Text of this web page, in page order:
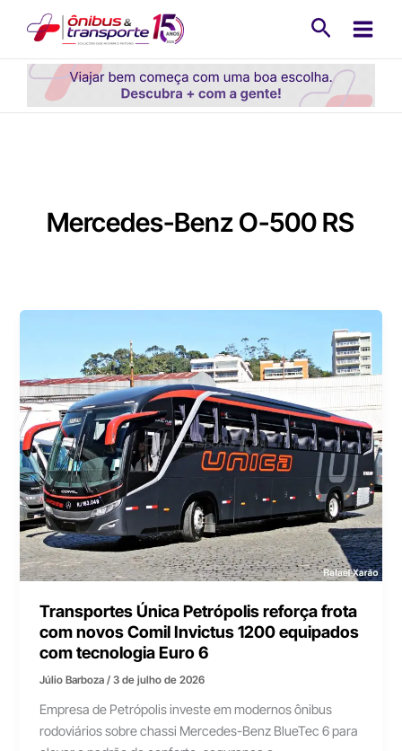
conteúdo
Mercedes-Benz O-500 RS
Transportes Única Petrópolis reforça frota
com novos Comil Invictus 1200 equipados
com tecnologia Euro 6
Júlio Barboza/3 de julho de 2026
Empresa de Petrópolis investe em modernos ônibus
rodoviários sobre chassi Mercedes-Benz BlueTec 6 para